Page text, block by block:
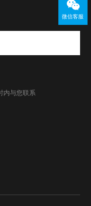
内与您联系
微信客服